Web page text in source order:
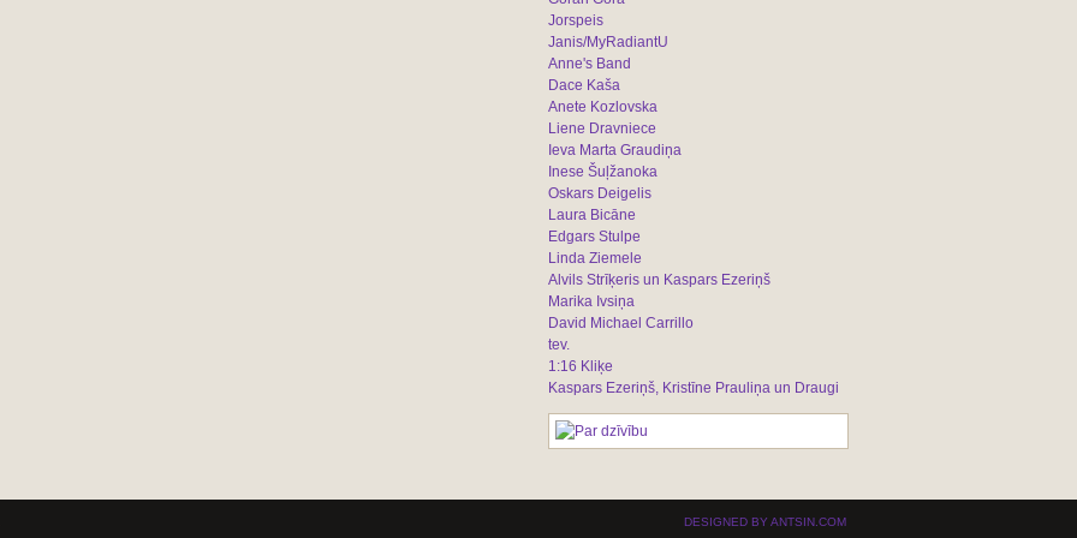
Jorspeis
Janis/MyRadiantU
Anne's Band
Dace Kaša
Anete Kozlovska
Liene Dravniece
Ieva Marta Graudiņa
Inese Šuļžanoka
Oskars Deigelis
Laura Bicāne
Edgars Stulpe
Linda Ziemele
Alvils Strīķeris un Kaspars Ezeriņš
Marika Ivsiņa
David Michael Carrillo
tev.
1:16 Kliķe
Kaspars Ezeriņš, Kristīne Prauliņa un Draugi
DESIGNED BY ANTSIN.COM